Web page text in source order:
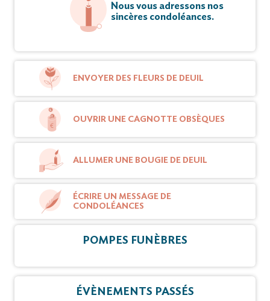
Nous vous adressons nos
sincères condoléances.
ENVOYER DES FLEURS DE DEUIL
OUVRIR UNE CAGNOTTE OBSÈQUES
ALLUMER UNE BOUGIE DE DEUIL
ÉCRIRE UN MESSAGE DE
CONDOLÉANCES
POMPES FUNÈBRES
ÉVÈNEMENTS PASSÉS